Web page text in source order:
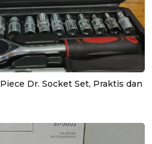
Dr. Socket Set, Praktis dan